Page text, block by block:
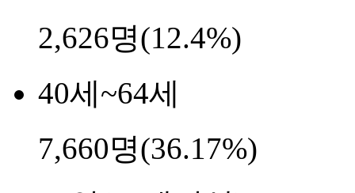
2,626명(12.4%)
40세~64세
7,660명(36.17%)